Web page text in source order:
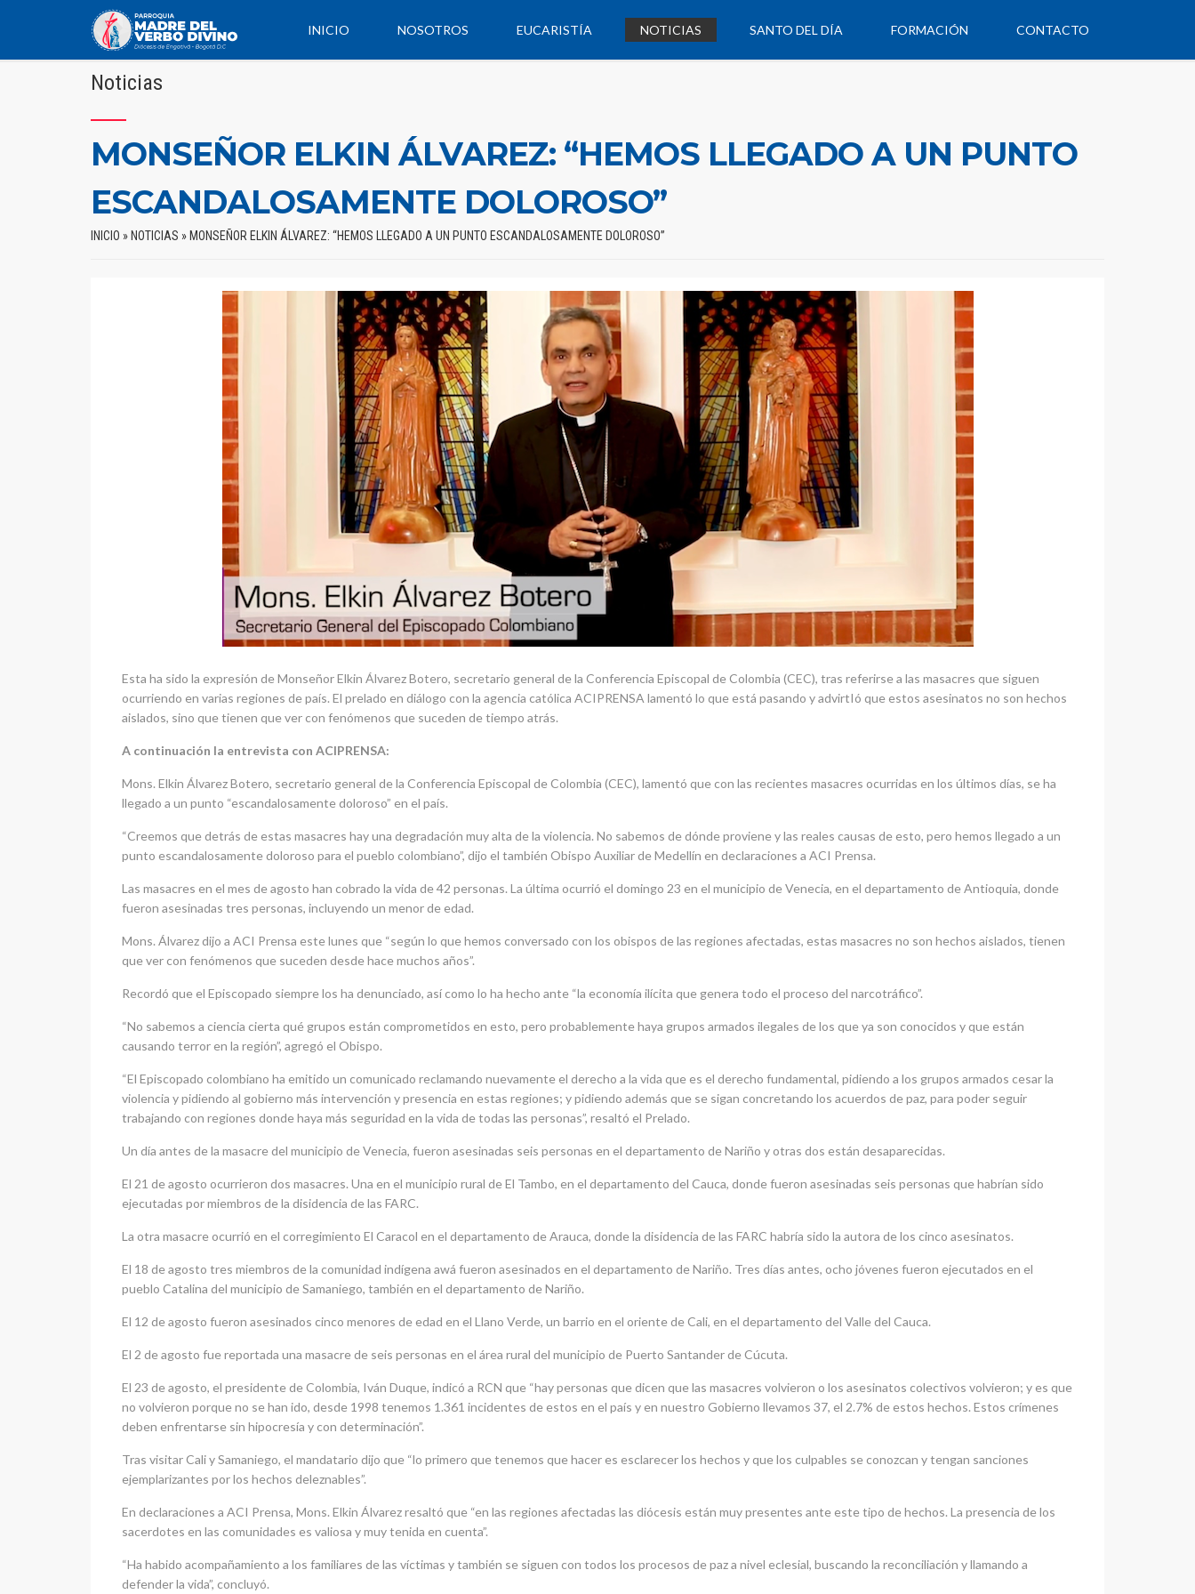
INICIO NOSOTROS EUCARISTÍA NOTICIAS SANTO DEL DÍA FORMACIÓN CONTACTO
Noticias
MONSEÑOR ELKIN ÁLVAREZ: “HEMOS LLEGADO A UN PUNTO
ESCANDALOSAMENTE DOLOROSO”
INICIO » NOTICIAS » MONSEÑOR ELKIN ÁLVAREZ: “HEMOS LLEGADO A UN PUNTO ESCANDALOSAMENTE DOLOROSO”
Esta ha sido la expresión de Monseñor Elkin Álvarez Botero, secretario general de la Conferencia Episcopal de Colombia (CEC), tras referirse a las masacres que siguen
ocurriendo en varias regiones de país. El prelado en diálogo con la agencia católica ACIPRENSA lamentó lo que está pasando y advirtIó que estos asesinatos no son hechos
aislados, sino que tienen que ver con fenómenos que suceden de tiempo atrás.
A continuación la entrevista con ACIPRENSA:
Mons. Elkin Álvarez Botero, secretario general de la Conferencia Episcopal de Colombia (CEC), lamentó que con las recientes masacres ocurridas en los últimos días, se ha
llegado a un punto “escandalosamente doloroso” en el país.
“Creemos que detrás de estas masacres hay una degradación muy alta de la violencia. No sabemos de dónde proviene y las reales causas de esto, pero hemos llegado a un
punto escandalosamente doloroso para el pueblo colombiano”, dijo el también Obispo Auxiliar de Medellín en declaraciones a ACI Prensa.
Las masacres en el mes de agosto han cobrado la vida de 42 personas. La última ocurrió el domingo 23 en el municipio de Venecia, en el departamento de Antioquia, donde
fueron asesinadas tres personas, incluyendo un menor de edad.
Mons. Álvarez dijo a ACI Prensa este lunes que “según lo que hemos conversado con los obispos de las regiones afectadas, estas masacres no son hechos aislados, tienen
que ver con fenómenos que suceden desde hace muchos años”.
Recordó que el Episcopado siempre los ha denunciado, así como lo ha hecho ante “la economía ilícita que genera todo el proceso del narcotráfico”.
“No sabemos a ciencia cierta qué grupos están comprometidos en esto, pero probablemente haya grupos armados ilegales de los que ya son conocidos y que están
causando terror en la región”, agregó el Obispo.
“El Episcopado colombiano ha emitido un comunicado reclamando nuevamente el derecho a la vida que es el derecho fundamental, pidiendo a los grupos armados cesar la
violencia y pidiendo al gobierno más intervención y presencia en estas regiones; y pidiendo además que se sigan concretando los acuerdos de paz, para poder seguir
trabajando con regiones donde haya más seguridad en la vida de todas las personas”, resaltó el Prelado.
Un día antes de la masacre del municipio de Venecia, fueron asesinadas seis personas en el departamento de Nariño y otras dos están desaparecidas.
El 21 de agosto ocurrieron dos masacres. Una en el municipio rural de El Tambo, en el departamento del Cauca, donde fueron asesinadas seis personas que habrían sido
ejecutadas por miembros de la disidencia de las FARC.
La otra masacre ocurrió en el corregimiento El Caracol en el departamento de Arauca, donde la disidencia de las FARC habría sido la autora de los cinco asesinatos.
El 18 de agosto tres miembros de la comunidad indígena awá fueron asesinados en el departamento de Nariño. Tres días antes, ocho jóvenes fueron ejecutados en el
pueblo Catalina del municipio de Samaniego, también en el departamento de Nariño.
El 12 de agosto fueron asesinados cinco menores de edad en el Llano Verde, un barrio en el oriente de Cali, en el departamento del Valle del Cauca.
El 2 de agosto fue reportada una masacre de seis personas en el área rural del municipio de Puerto Santander de Cúcuta.
El 23 de agosto, el presidente de Colombia, Iván Duque, indicó a RCN que “hay personas que dicen que las masacres volvieron o los asesinatos colectivos volvieron; y es que
no volvieron porque no se han ido, desde 1998 tenemos 1.361 incidentes de estos en el país y en nuestro Gobierno llevamos 37, el 2.7% de estos hechos. Estos crímenes
deben enfrentarse sin hipocresía y con determinación”.
Tras visitar Cali y Samaniego, el mandatario dijo que “lo primero que tenemos que hacer es esclarecer los hechos y que los culpables se conozcan y tengan sanciones
ejemplarizantes por los hechos deleznables”.
En declaraciones a ACI Prensa, Mons. Elkin Álvarez resaltó que “en las regiones afectadas las diócesis están muy presentes ante este tipo de hechos. La presencia de los
sacerdotes en las comunidades es valiosa y muy tenida en cuenta”.
“Ha habido acompañamiento a los familiares de las víctimas y también se siguen con todos los procesos de paz a nivel eclesial, buscando la reconciliación y llamando a
defender la vida”, concluyó.